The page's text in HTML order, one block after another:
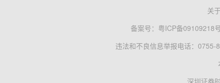
关
备案号： 粤ICP备09109218
违法和不良信息举报电话：0755-
深圳证券